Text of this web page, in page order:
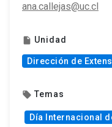
ana.callejas@uc.cl
insert_drive_file Unidad
Dirección de
local_offer Temas
Día Internacional